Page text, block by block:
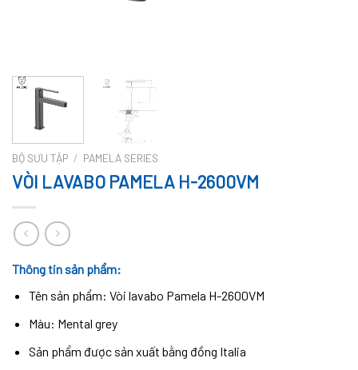
BỘ SƯU TẬP / PAMELA SERIES
VÒI LAVABO PAMELA H-2600VM
Thông tin sản phẩm:
Tên sản phẩm: Vòi lavabo Pamela H-2600VM
Màu: Mental grey
Sản phẩm được sản xuất bằng đồng Italia